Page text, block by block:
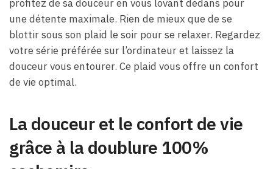
profitez de sa douceur en vous lovant dedans pour
une détente maximale. Rien de mieux que de se
blottir sous son plaid le soir pour se relaxer. Regardez
votre série préférée sur l’ordinateur et laissez la
douceur vous entourer. Ce plaid vous offre un confort
de vie optimal.
La douceur et le confort de vie
grâce à la doublure 100%